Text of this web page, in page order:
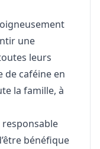
une
leurs
de caféine en
la famille, à
bénéfique